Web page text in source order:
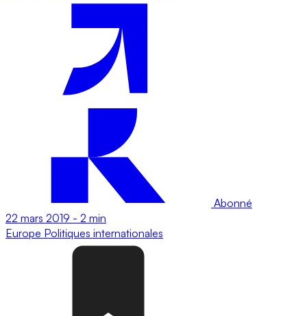
Abonné
22 mars 2019 - 2 min
Europe Politiques internationales